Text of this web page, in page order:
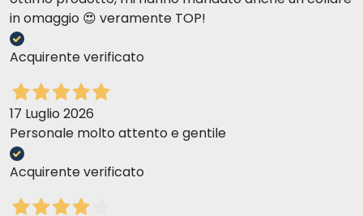
in omaggio 😍 veramente TOP!
Acquirente verificato
17 Luglio 2026
Personale molto attento e gentile
Acquirente verificato